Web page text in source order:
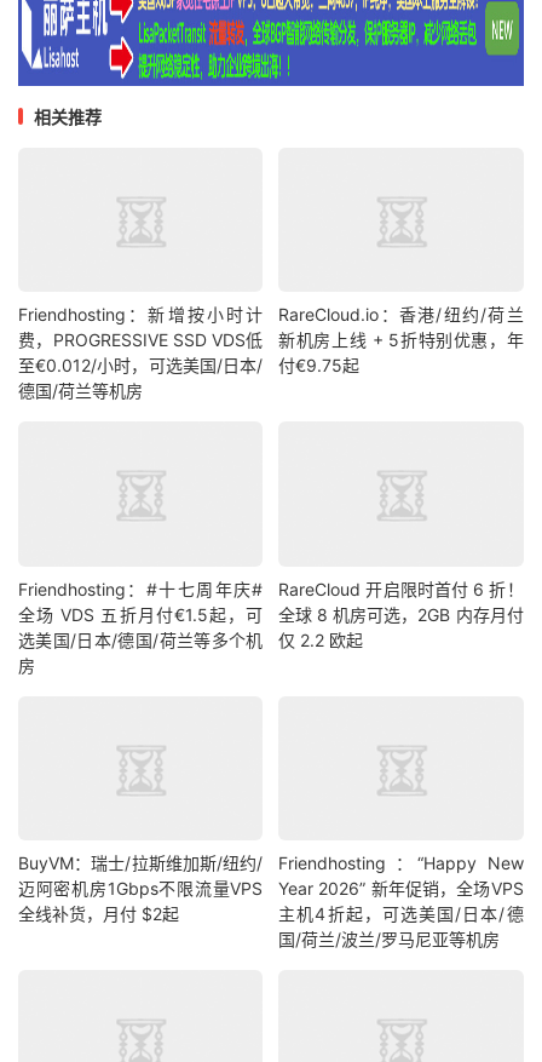
相关推荐
Friendhosting：新增按小时计
费，PROGRESSIVE SSD VDS低
至€0.012/小时，可选美国/日本/
德国/荷兰等机房
RareCloud.io：香港/纽约/荷兰
新机房上线 + 5折特别优惠，年
付€9.75起
Friendhosting：#十七周年庆#
全场 VDS 五折月付€1.5起，可
选美国/日本/德国/荷兰等多个机
房
RareCloud 开启限时首付 6 折！
全球 8 机房可选，2GB 内存月付
仅 2.2 欧起
BuyVM：瑞士/拉斯维加斯/纽约/
迈阿密机房1Gbps不限流量VPS
全线补货，月付 $2起
Friendhosting ：“Happy New
Year 2026” 新年促销，全场VPS
主机4折起，可选美国/日本/德
国/荷兰/波兰/罗马尼亚等机房